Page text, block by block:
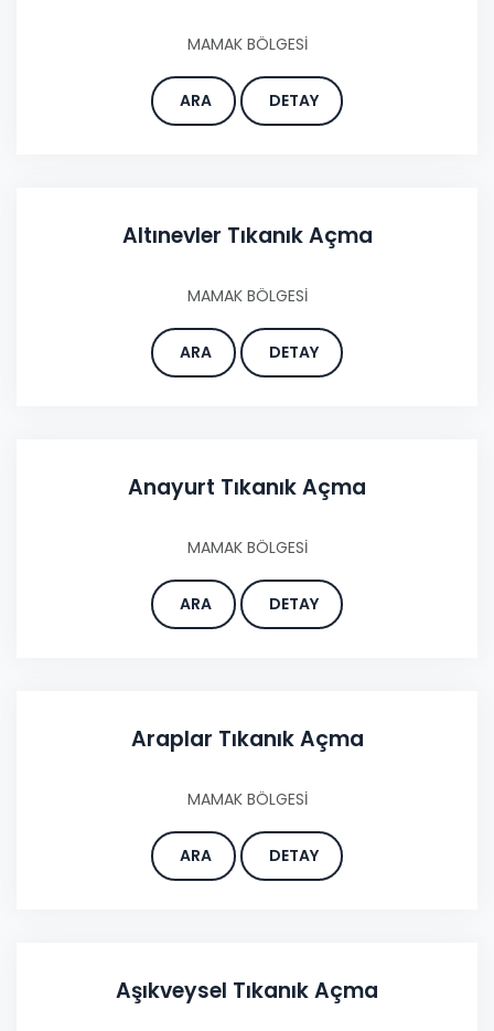
MAMAK BÖLGESİ
ARA DETAY
Altınevler Tıkanık Açma
MAMAK BÖLGESİ
ARA DETAY
Anayurt Tıkanık Açma
MAMAK BÖLGESİ
ARA DETAY
Araplar Tıkanık Açma
MAMAK BÖLGESİ
ARA DETAY
Aşıkveysel Tıkanık Açma